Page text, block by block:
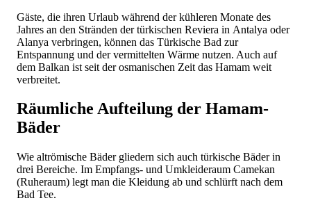
Gäste, die ihren Urlaub während der kühleren Monate des
Jahres an den Stränden der türkischen Reviera in Antalya oder
Alanya verbringen, können das Türkische Bad zur
Entspannung und der vermittelten Wärme nutzen. Auch auf
dem Balkan ist seit der osmanischen Zeit das Hamam weit
verbreitet.
Räumliche Aufteilung der Hamam-
Bäder
Wie altrömische Bäder gliedern sich auch türkische Bäder in
drei Bereiche. Im Empfangs- und Umkleideraum Camekan
(Ruheraum) legt man die Kleidung ab und schlürft nach dem
Bad Tee.